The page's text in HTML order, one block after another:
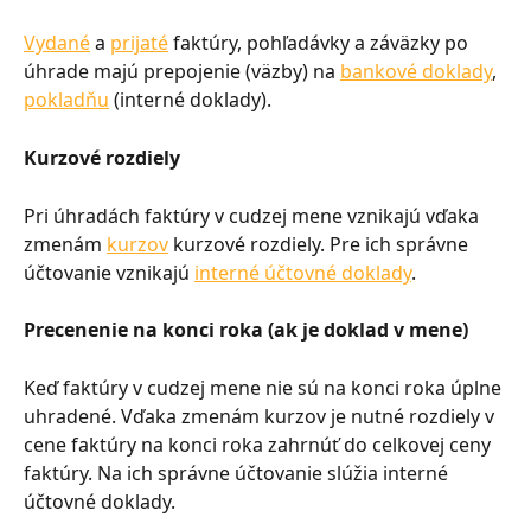
Vydané a prijaté faktúry, pohľadávky a záväzky po
úhrade majú prepojenie (väzby) na bankové doklady,
pokladňu (interné doklady).
Kurzové rozdiely
Pri úhradách faktúry v cudzej mene vznikajú vďaka
zmenám kurzov kurzové rozdiely. Pre ich správne
účtovanie vznikajú interné účtovné doklady.
Precenenie na konci roka (ak je doklad v mene)
Keď faktúry v cudzej mene nie sú na konci roka úplne
uhradené. Vďaka zmenám kurzov je nutné rozdiely v
cene faktúry na konci roka zahrnúť do celkovej ceny
faktúry. Na ich správne účtovanie slúžia interné
účtovné doklady.